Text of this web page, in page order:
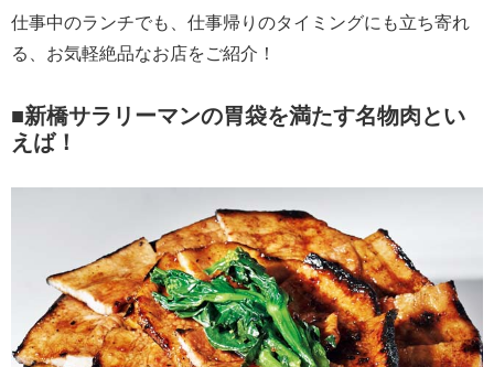
仕事中のランチでも、仕事帰りのタイミングにも立ち寄れ
る、お気軽絶品なお店をご紹介！
■新橋サラリーマンの胃袋を満たす名物肉とい
えば！